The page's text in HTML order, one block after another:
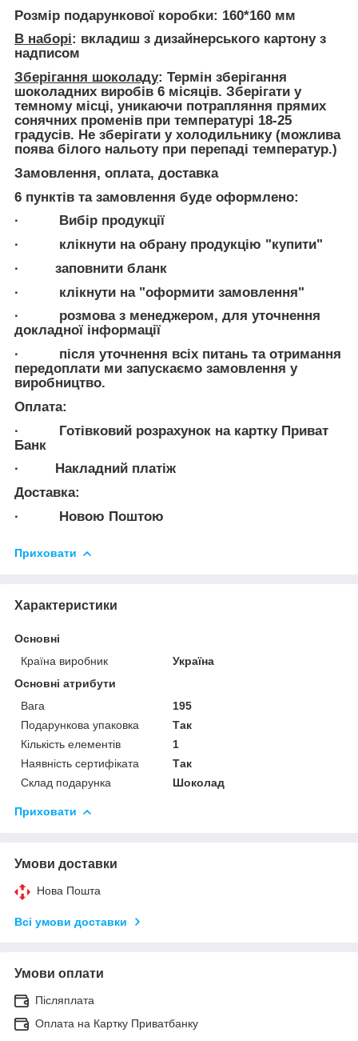
Розмір подарункової коробки: 160*160 мм
В наборі: вкладиш з дизайнерського картону з
надписом
Зберігання шоколаду: Термін зберігання
шоколадних виробів 6 місяців. Зберігати у
темному місці, уникаючи потрапляння прямих
сонячних променів при температурі 18-25
градусів. Не зберігати у холодильнику (можлива
поява білого нальоту при перепаді температур.)
Замовлення, оплата, доставка
6 пунктів та замовлення буде оформлено:
· Вибір продукції
· клікнути на обрану продукцію "купити"
· заповнити бланк
· клікнути на "оформити замовлення"
· розмова з менеджером, для уточнення
докладної інформації
· після уточнення всіх питань та отримання
передоплати ми запускаємо замовлення у
виробництво.
Оплата:
· Готівковий розрахунок на картку Приват
Банк
· Накладний платіж
Доставка:
· Новою Поштою
Приховати
Характеристики
Основні
Країна виробник
Україна
Основні атрибути
Вага
195
Подарункова упаковка
Так
Кількість елементів
1
Наявність сертифіката
Так
Склад подарунка
Шоколад
Приховати
Умови доставки
Нова Пошта
Всі умови доставки
Умови оплати
Післяплата
Оплата на Картку Приватбанку